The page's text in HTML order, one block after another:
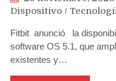
Dispositivo /
Fitbit anunció la
software OS 5.1, que
existentes y…